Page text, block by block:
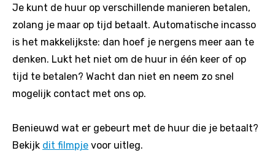
Je kunt de huur op verschillende manieren betalen,
zolang je maar op tijd betaalt. Automatische incasso
is het makkelijkste: dan hoef je nergens meer aan te
denken. Lukt het niet om de huur in één keer of op
tijd te betalen? Wacht dan niet en neem zo snel
mogelijk contact met ons op.
Benieuwd wat er gebeurt met de huur die je betaalt?
Bekijk dit filmpje voor uitleg.